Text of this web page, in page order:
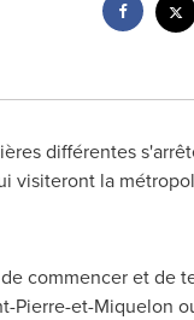
différentes
visiteront la
commencer et de
Pierre-et-Miquelon